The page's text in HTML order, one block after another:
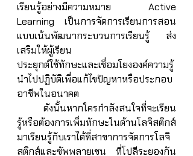
เรียนรู้อย่างมีความหมาย  Active
Learning เป็นการจัดการเรียนการสอน
แบบเน้นพัฒนากระบวนการเรียนรู้ ส่ง
เสริมให้ผู้เรียน
ประยุกต์ใช้ทักษะและเชื่อมโยงองค์ความรู้
นำไปปฏิบัติเพื่อแก้ไขปัญหาหรือประกอบ
อาชีพในอนาคต
รู้หรือต้องการเพิ่มทักษะในด้านโลจิสติกส์
มาเรียนรู้กับเราได้ที่สาขาการจัดการโลจิ
สติกส์และซัพพลายเชน ที่โปลีระยองกัน